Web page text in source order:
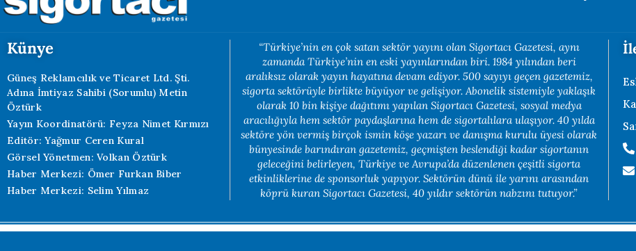
Künye
Güneş Reklamcılık ve Ticaret Ltd. Şti.
Adına İmtiyaz Sahibi (Sorumlu) Metin
Öztürk
Yayın Koordinatörü: Feyza Nimet Kırmızı
Editör: Yağmur Ceren Kural
Görsel Yönetmen: Volkan Öztürk
Haber Merkezi: Ömer Furkan Biber
Haber Merkezi: Selim Yılmaz
“Türkiye’nin en çok satan sektör yayını olan Sigortacı Gazetesi, aynı
zamanda Türkiye’nin en eski yayınlarından biri. 1984 yılından beri
aralıksız olarak yayın hayatına devam ediyor. 500 sayıyı geçen gazetemiz,
sigorta sektörüyle birlikte büyüyor ve gelişiyor. Abonelik sistemiyle yaklaşık
olarak 10 bin kişiye dağıtımı yapılan Sigortacı Gazetesi, sosyal medya
aracılığıyla hem sektör paydaşlarına hem de sigortalılara ulaşıyor. 40 yılda
sektöre yön vermiş birçok ismin köşe yazarı ve danışma kurulu üyesi olarak
bünyesinde barındıran gazetemiz, geçmişten beslendiği kadar sigortanın
geleceğini belirleyen, Türkiye ve Avrupa’da düzenlenen çeşitli sigorta
etkinliklerine de sponsorluk yapıyor. Sektörün dünü ile yarını arasından
köprü kuran Sigortacı Gazetesi, 40 yıldır sektörün nabzını tutuyor.”